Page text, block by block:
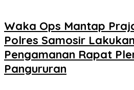
Waka Ops Mantap
Polres Samosir
Pengamanan Rapat
Pangururan